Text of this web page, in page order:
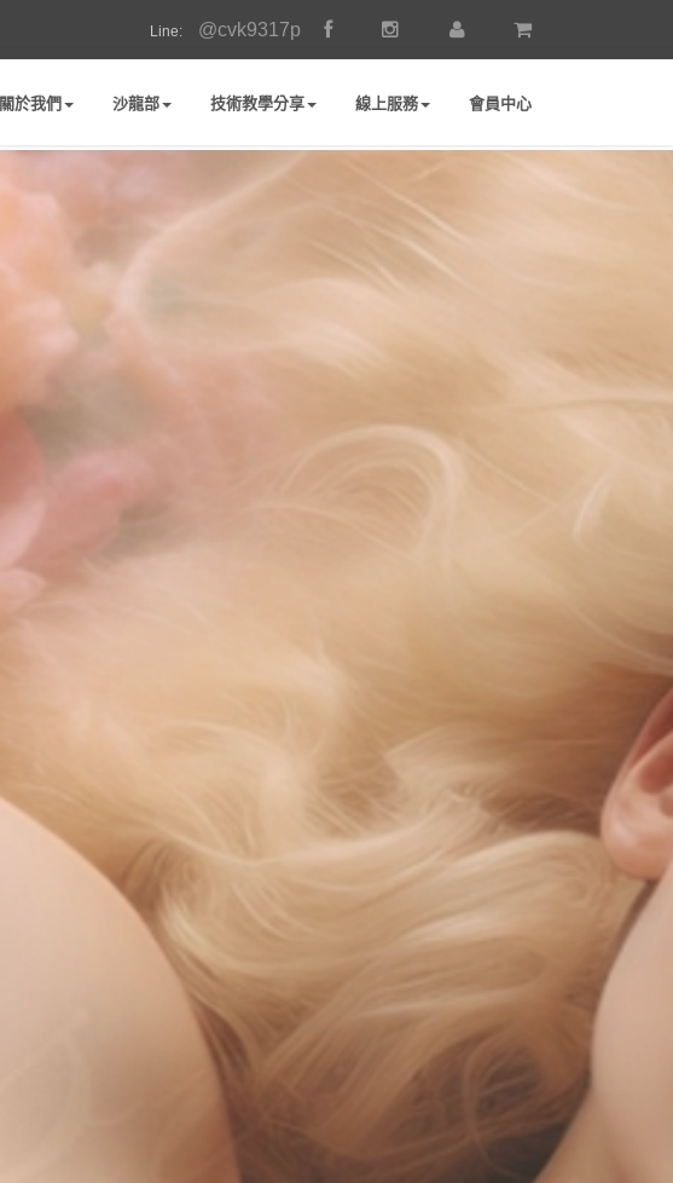
Line: @cvk9317p
關於我們 沙龍部 技術教學分享 線上服務 會員中心